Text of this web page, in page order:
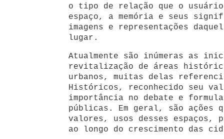
o tipo de relação que o usuário
espaço, a memória e seus
imagens e representações
lugar.
Atualmente são inúmeras as
revitalização de áreas
urbanos, muitas delas
Históricos, reconhecido seu
importância no debate e
públicas. Em geral, são ações
valores, usos desses espaços,
ao longo do crescimento das